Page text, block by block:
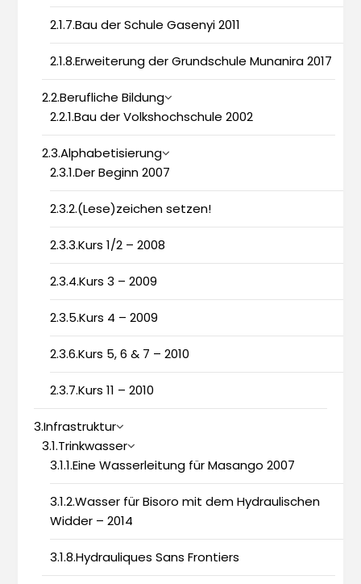
2.1.7.Bau der Schule Gasenyi 2011
2.1.8.Erweiterung der Grundschule Munanira 2017
2.2.Berufliche Bildung
2.2.1.Bau der Volkshochschule 2002
2.3.Alphabetisierung
2.3.1.Der Beginn 2007
2.3.2.(Lese)zeichen setzen!
2.3.3.Kurs 1/2 – 2008
2.3.4.Kurs 3 – 2009
2.3.5.Kurs 4 – 2009
2.3.6.Kurs 5, 6 & 7 – 2010
2.3.7.Kurs 11 – 2010
3.Infrastruktur
3.1.Trinkwasser
3.1.1.Eine Wasserleitung für Masango 2007
3.1.2.Wasser für Bisoro mit dem Hydraulischen
Widder – 2014
3.1.8.Hydrauliques Sans Frontiers